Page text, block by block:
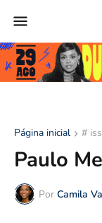
Página inicial #
Paulo
Por Camila